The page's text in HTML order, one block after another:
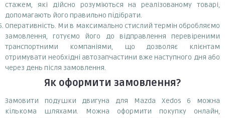
стажем, які дійсно розуміються на реалізованому товарі,
допомагають його правильно підібрати.
Оперативність. Ми в максимально стислий термін обробляємо
замовлення, готуємо його до відправлення перевіреними
транспортними компаніями, що дозволяє клієнтам
отримувати необхідні автозапчастини вже наступного дня або
через день після замовлення.
Як оформити замовлення?
Замовити подушки двигуна для Mazda Xedos 6 можна
кількома шляхами. Можна оформити покупку онлайн,